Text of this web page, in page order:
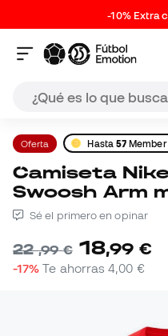
-10% Extra
Oferta Hasta 57 Member
Camiseta Nike Park 20
Swoosh Arm
Sé el primero en opinar
22,99 € 18,99 €
-17% Te ahorras4,00 €